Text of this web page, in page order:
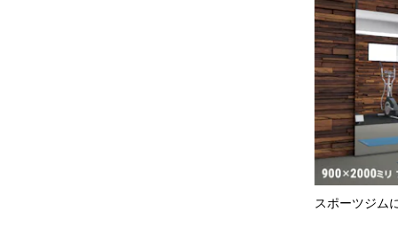
スポーツジム